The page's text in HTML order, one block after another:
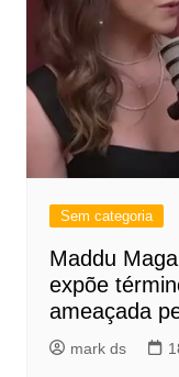
Sem categoria
Maddu
expõe
ameaçada
mark ds